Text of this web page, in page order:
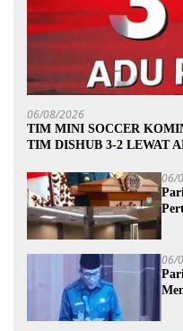
06/08/2026
TIM MINI SOCCER
TIM DISHUB 3-2 LEWAT
06/
06/